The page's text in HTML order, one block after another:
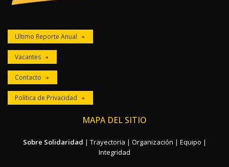
Ultimo Reporte Anual
Vacantes
Contacto
Política de Privacidad
MAPA DEL SITIO
Sobre Solidaridad | Trayectoria | Organización | Equipo |
Integridad